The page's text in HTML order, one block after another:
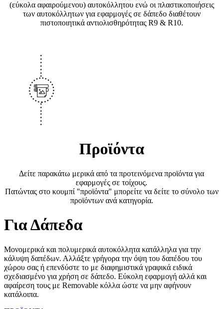
(εύκολα αφαιρούμενου) αυτοκόλλητου ενώ οι πλαστικοποιήσεις
των αυτοκόλλητων για εφαρμογές σε δάπεδο διαθέτουν
πιστοποιητικά αντιολισθηρότητας R9 & R10.
Προϊόντα
Δείτε παρακάτω μερικά από τα προτεινόμενα προϊόντα για
εφαρμογές σε τοίχους.
Πατώντας στο κουμπί "προϊόντα" μπορείτε να δείτε το σύνολο των
προϊόντων ανά κατηγορία.
Για Δάπεδα
Μονομερικά και πολυμερικά αυτοκόλλητα κατάλληλα για την
κάλυψη δαπέδων. Αλλάξτε γρήγορα την όψη του δαπέδου του
χώρου σας ή επενδύστε το με διαφημιστικά γραφικά ειδικά
σχεδιασμένο για χρήση σε δάπεδο. Εύκολη εφαρμογή αλλά και
αφαίρεση τους με Removable κόλλα ώστε να μην αφήνουν
κατάλοιπα.